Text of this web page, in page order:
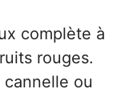
complète à
rouges.
ou